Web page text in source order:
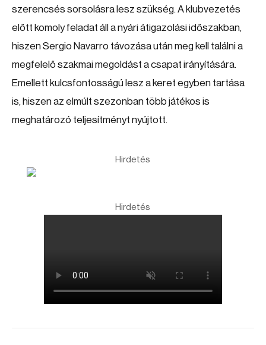
szerencsés sorsolásra lesz szükség. A klubvezetés
előtt komoly feladat áll a nyári átigazolási időszakban,
hiszen Sergio Navarro távozása után meg kell találni a
megfelelő szakmai megoldást a csapat irányítására.
Emellett kulcsfontosságú lesz a keret egyben tartása
is, hiszen az elmúlt szezonban több játékos is
meghatározó teljesítményt nyújtott.
Hirdetés
Hirdetés